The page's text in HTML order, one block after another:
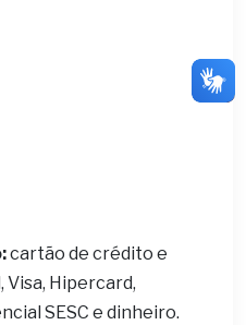
cartão de crédito e
Visa, Hipercard,
SESC e dinheiro.